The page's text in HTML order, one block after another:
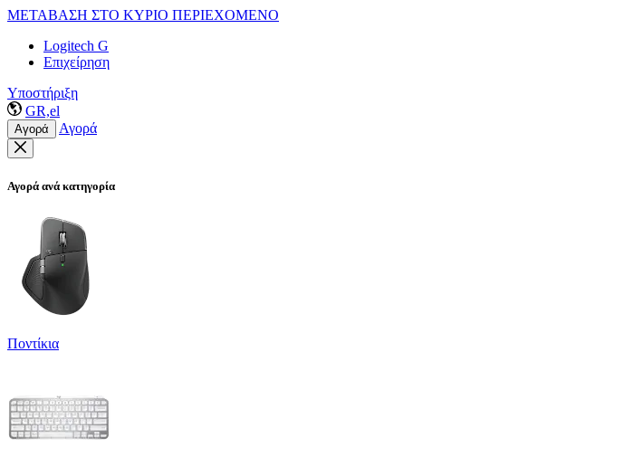
ΜΕΤΑΒΑΣΗ ΣΤΟ ΚΥΡΙΟ ΠΕΡΙΕΧΟΜΕΝΟ
Logitech G
Επιχείρηση
Υποστήριξη
GR,el
Αγορά Αγορά
Αγορά ανά κατηγορία
Ποντίκια